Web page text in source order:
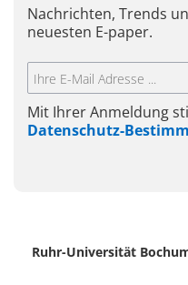
Nachrichten, Trends
neuesten E-paper.
Mit Ihrer Anmeldung
Datenschutz-
Ruhr-Universität